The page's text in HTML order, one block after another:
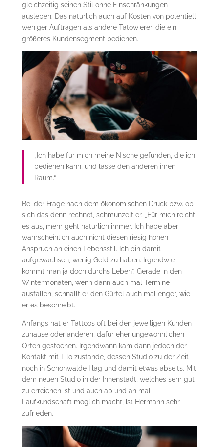
gleichzeitig seinen Stil ohne Einschränkungen
ausleben. Das natürlich auch auf Kosten von potentiell
weniger Aufträgen als andere Tätowierer, die ein
größeres Kundensegment bedienen.
„Ich habe für mich meine Nische gefunden, die ich
bedienen kann, und lasse den anderen ihren
Raum.“
Bei der Frage nach dem ökonomischen Druck bzw. ob
sich das denn rechnet, schmunzelt er. „Für mich reicht
es aus, mehr geht natürlich immer. Ich habe aber
wahrscheinlich auch nicht diesen riesig hohen
Anspruch an einen Lebensstil. Ich bin damit
aufgewachsen, wenig Geld zu haben. Irgendwie
kommt man ja doch durchs Leben“. Gerade in den
Wintermonaten, wenn dann auch mal Termine
ausfallen, schnallt er den Gürtel auch mal enger, wie
er es beschreibt.
Anfangs hat er Tattoos oft bei den jeweiligen Kunden
zuhause oder anderen, dafür eher ungewöhnlichen
Orten gestochen. Irgendwann kam dann jedoch der
Kontakt mit Tilo zustande, dessen Studio zu der Zeit
noch in Schönwalde I lag und damit etwas abseits. Mit
dem neuen Studio in der Innenstadt, welches sehr gut
zu erreichen ist und auch ab und an mal
Laufkundschaft möglich macht, ist Hermann sehr
zufrieden.